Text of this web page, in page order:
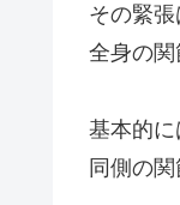
その緊張
全身の関
基本的に
同側の